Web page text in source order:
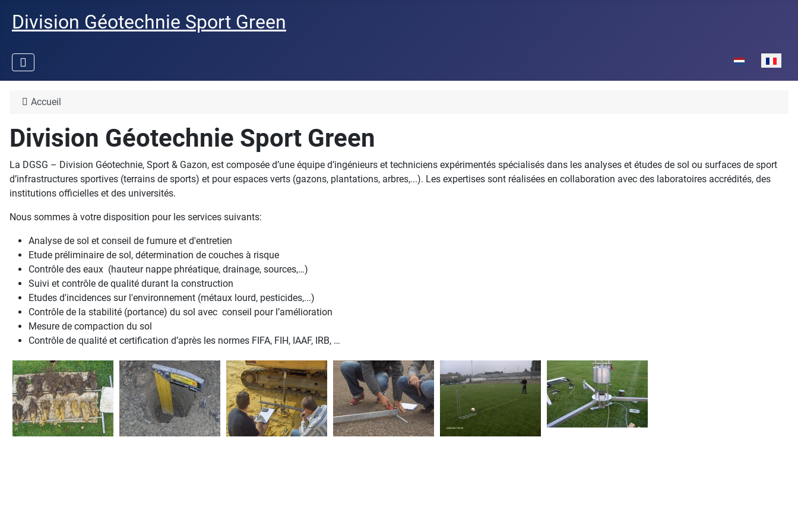
Division Géotechnie Sport Green
Sélectionnez
Accueil
Division Géotechnie Sport Green
La DGSG – Division Géotechnie, Sport & Gazon, est composée d’une équipe d’ingénieurs et techniciens expérimentés spécialisés dans les analyses et études de sol ou surfaces de sport
d’infrastructures sportives (terrains de sports) et pour espaces verts (gazons, plantations, arbres,...). Les expertises sont réalisées en collaboration avec des laboratoires accrédités, des
institutions officielles et des universités.
Nous sommes à votre disposition pour les services suivants:
Analyse de sol et conseil de fumure et d'entretien
Etude préliminaire de sol, détermination de couches à risque
Contrôle des eaux (hauteur nappe phréatique, drainage, sources,…)
Suivi et contrôle de qualité durant la construction
Etudes d'incidences sur l'environnement (métaux lourd, pesticides,...)
Contrôle de la stabilité (portance) du sol avec conseil pour l’amélioration
Mesure de compaction du sol
Contrôle de qualité et certification d’après les normes FIFA, FIH, IAAF, IRB, …